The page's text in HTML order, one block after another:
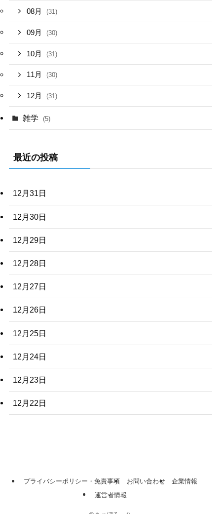
08月 (31)
09月 (30)
10月 (31)
11月 (30)
12月 (31)
雑学 (5)
最近の投稿
12月31日
12月30日
12月29日
12月28日
12月27日
12月26日
12月25日
12月24日
12月23日
12月22日
プライバシーポリシー・免責事項 お問い合わせ
企業情報
運営者情報